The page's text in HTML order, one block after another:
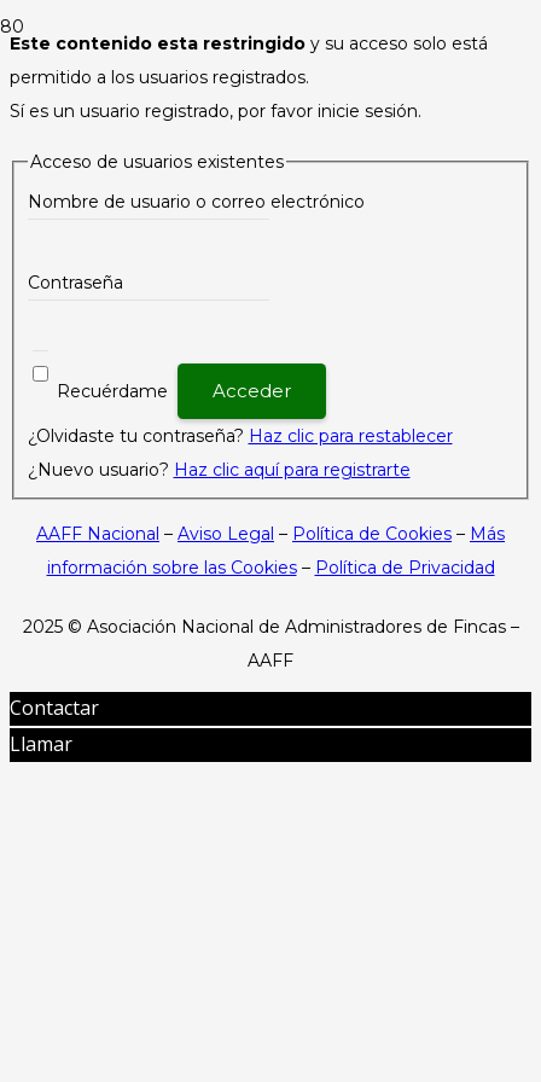
Este contenido esta restringido y su acceso solo está
permitido a los usuarios registrados.
Sí es un usuario registrado, por favor inicie sesión.
Acceso de usuarios existentes
Nombre de usuario o correo electrónico
Contraseña
Recuérdame
¿Olvidaste tu contraseña? Haz clic para restablecer
¿Nuevo usuario? Haz clic aquí para registrarte
AAFF Nacional – Aviso Legal – Política de Cookies – Más
información sobre las Cookies– Política de Privacidad
2025 © Asociación Nacional de Administradores de Fincas –
AAFF
Contactar
Llamar